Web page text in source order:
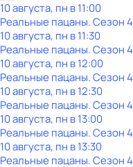
10 августа, пн в 11:00
Реальные пацаны. Сезон 4
10 августа, пн в 11:30
Реальные пацаны. Сезон 4
10 августа, пн в 12:00
Реальные пацаны. Сезон 4
10 августа, пн в 12:30
Реальные пацаны. Сезон 4
10 августа, пн в 13:00
Реальные пацаны. Сезон 4
10 августа, пн в 13:30
Реальные пацаны. Сезон 4